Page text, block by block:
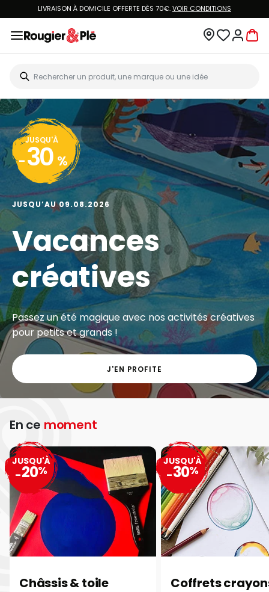
LIVRAISON À DOMICILE OFFERTE DÈS 70€.VOIR CONDITIONS
JUSQU'À
- 30 %
JUSQU’AU 09.08.2026
Vacances
créatives
Passez un été magique avec nos activités créatives
pour petits et grands !
J'EN PROFITE
En ce moment
Châssis & toile
JUSQU'À
-20%
Coffrets
JUSQU'À
-30%